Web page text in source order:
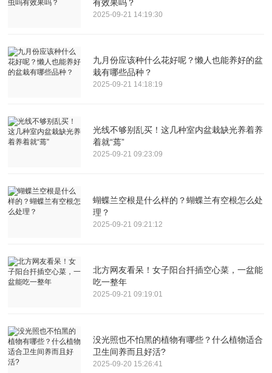
有效果吗？
2025-09-21 14:19:30
九月份应该种什么花好呢？懒人也能养好的盆
栽有哪些品种？
2025-09-21 14:18:19
光线不够别乱买！这几种室内盆栽缺光养着养
着就“蔫”
2025-09-21 09:23:09
蝴蝶兰空根是什么样的？蝴蝶兰有空根怎么处
理？
2025-09-21 09:21:12
北方网友看呆！女子阳台扦插空心菜，一盆能
吃一整年
2025-09-21 09:19:01
没光照也不怕黑的植物有哪些？什么植物适合
卫生间养而且好活?
2025-09-20 15:26:41